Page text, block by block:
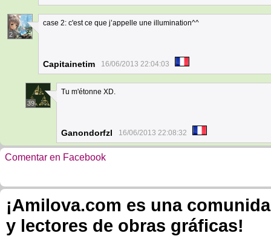
2
case 2: c'est ce que j’appelle une illumination^^
Capitainetim 16/06/2013 22:04:03
39
Tu m'étonne XD.
Ganondorfzl 16/06/2013 22:08:32
Comentar en Facebook
¡Amilova.com es una
y lectores de obras gráficas!